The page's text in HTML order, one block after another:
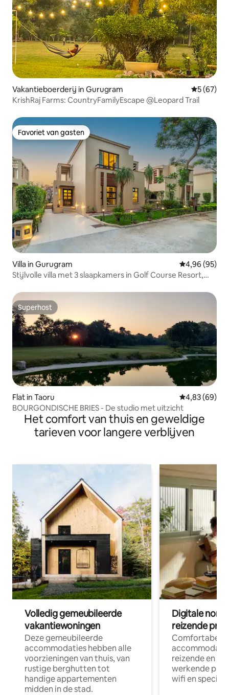
Vakantieboerderij in Gurugram
5 (67)
KrishRaj Farms: CountryFamilyEscape @Leopard Trail
Favoriet van gasten
Favoriet van gasten
Villa in Gurugram Gemiddelde
4,96 (95)
Stijlvolle villa met 3 slaapkamers in Golf Course Resort,
Superhost
Superhost
Flat in Taoru Gemiddelde
4,83 (69)
BOURGONDISCHE BRIES - De studio met uitzicht
Het comfort van thuis en geweldige
tarieven voor langere verblijven
Volledig gemeubileerde
vakantiewoningen
Deze gemeubileerde
accommodaties hebben alle
voorzieningen van thuis, van
rustige berghutten tot
handige appartementen
midden in de stad.
Digitale
reizende
Comfortabele
reizende en
werkende
wifi en